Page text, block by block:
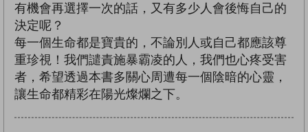
有機會再選擇一次的話，又有多少人會後悔自己的
決定呢？
每一個生命都是寶貴的，不論別人或自己都應該尊
重珍視！我們譴責施暴霸凌的人，我們也心疼受害
者，希望透過本書多關心周遭每一個陰暗的心靈，
讓生命都精彩在陽光燦爛之下。